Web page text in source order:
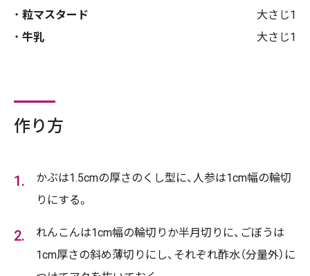
粒マスタード
大さじ1
牛乳
大さじ1
作り方
かぶは1.5cmの厚さのくし型に、人参は1cm幅の輪切
りにする。
れんこんは1cm幅の輪切りか半月切りに、ごぼうは
1cm厚さの斜め薄切りにし、それぞれ酢水（分量外）に